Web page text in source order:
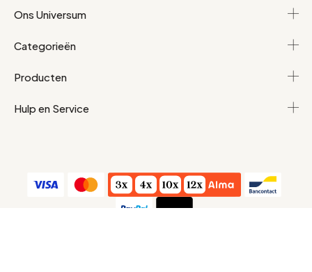
Ons Universum
Categorieën
Producten
Hulp en Service